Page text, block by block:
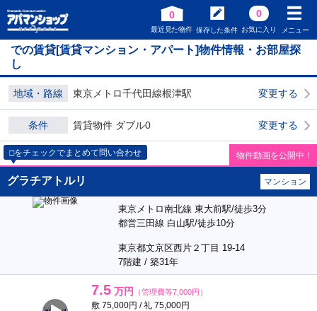
0
最近見た物件 保存した条件
0
お気に入り メニュー
での賃貸[賃貸マンション・アパート]物件情報・お部屋探
し
地域・路線 東京メトロ千代田線根津駅 変更する
条件 賃貸物件 ダブル0 変更する
□をチェックでまとめて問い合わせ 物件動画を公開中！
グラチアトルリ マンション
東京メトロ南北線 東大前駅/徒歩3分
都営三田線 白山駅/徒歩10分
東京都文京区西片２丁目 19-14
7階建 / 築31年
7.5 万円 （管理費等7,000円）
敷 75,000円 / 礼 75,000円